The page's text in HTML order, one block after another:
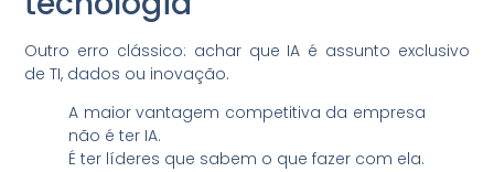
Outro erro clássico: achar que IA é assunto exclusivo
de TI, dados ou inovação.
A maior vantagem competitiva da empresa
não é ter IA.
É ter líderes que sabem o que fazer com ela.